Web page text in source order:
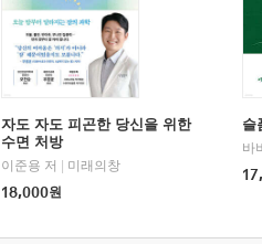
자도 자도 피곤한 당신을 위한
수면 처방
이준용 저
미래의창
18,000원
슬
바